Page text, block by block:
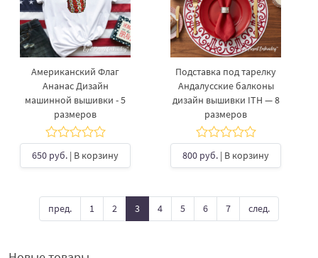
Американский Флаг
Ананас Дизайн
машинной вышивки - 5
размеров
650 руб. | В корзину
Подставка под тарелку
Андалусские балконы
дизайн вышивки ITH — 8
размеров
800 руб. | В корзину
пред. 1 2 3 4 5 6 7 след.